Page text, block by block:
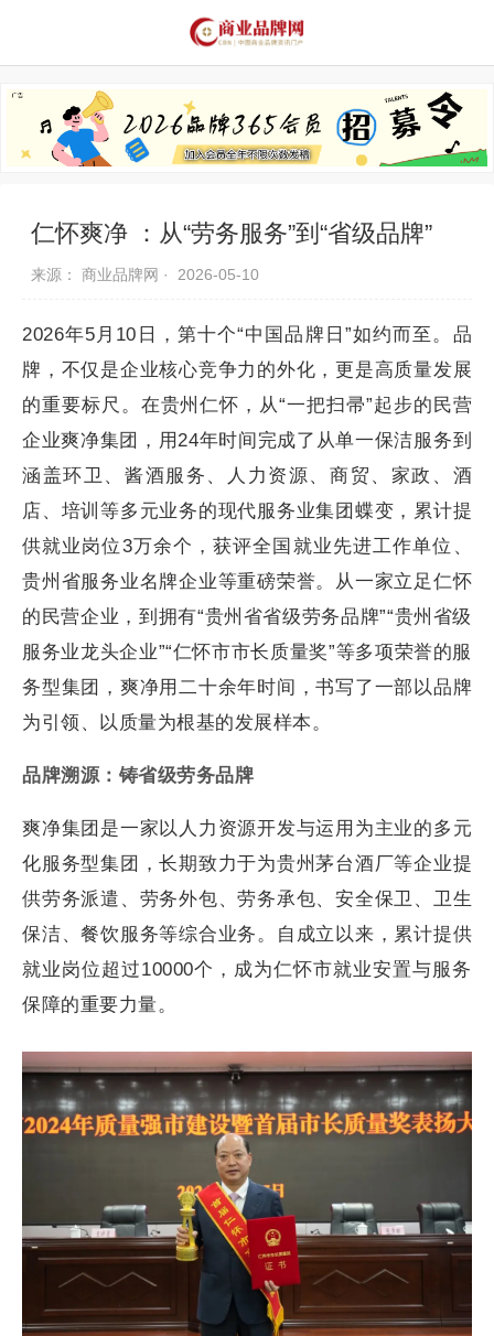
推荐品牌 品牌故事
仁怀爽净 ：从“劳务服务”到“省级品牌”
来源： 商业品牌网 · 2026-05-10
2026年5月10日，第十个“中国品牌日”如约而至。品
牌，不仅是企业核心竞争力的外化，更是高质量发展
的重要标尺。在贵州仁怀，从“一把扫帚”起步的民营
企业爽净集团，用24年时间完成了从单一保洁服务到
涵盖环卫、酱酒服务、人力资源、商贸、家政、酒
店、培训等多元业务的现代服务业集团蝶变，累计提
供就业岗位3万余个，获评全国就业先进工作单位、
贵州省服务业名牌企业等重磅荣誉。从一家立足仁怀
的民营企业，到拥有“贵州省省级劳务品牌”“贵州省级
服务业龙头企业”“仁怀市市长质量奖”等多项荣誉的服
务型集团，爽净用二十余年时间，书写了一部以品牌
为引领、以质量为根基的发展样本。
品牌溯源：铸省级劳务品牌
爽净集团是一家以人力资源开发与运用为主业的多元
化服务型集团，长期致力于为贵州茅台酒厂等企业提
供劳务派遣、劳务外包、劳务承包、安全保卫、卫生
保洁、餐饮服务等综合业务。自成立以来，累计提供
就业岗位超过10000个，成为仁怀市就业安置与服务
保障的重要力量。